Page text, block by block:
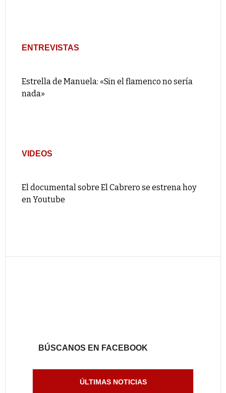
ENTREVISTAS
Estrella de Manuela: «Sin el flamenco no sería
nada»
VIDEOS
El documental sobre El Cabrero se estrena hoy
en Youtube
BÚSCANOS EN FACEBOOK
ÚLTIMAS NOTICIAS